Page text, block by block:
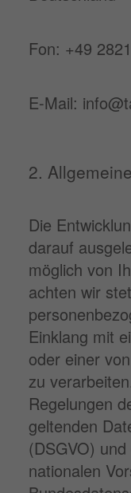
Fon: +49
E-Mail:
2.
Die
darauf
möglich von
achten wir
Einklang mit
oder einer
zu
Regelungen
geltenden
(DSGVO)
nationalen